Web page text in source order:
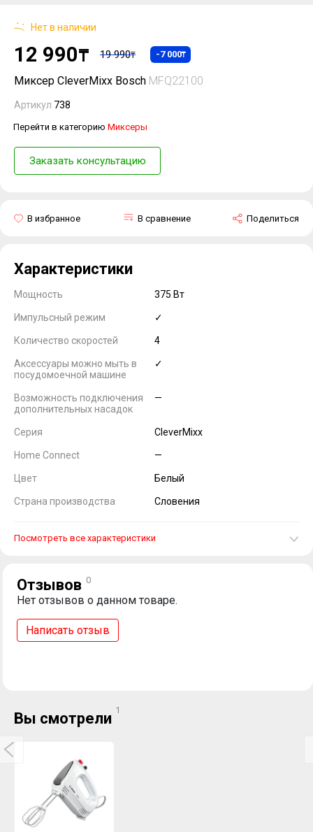
Миксер CleverMixx Bosch MFQ22100
Артикул 738
Перейти в категорию Миксеры
Заказать консультацию
Поделиться
В сравнение
В избранное
Нет в наличии
12 990₸ 19 990₸ -7 000₸
Характеристики
Мощность 375 Вт
Импульсный режим ✓
Количество скоростей 4
Аксессуары можно мыть в
посудомоечной машине
✓
Возможность подключения
дополнительных насадок
—
Серия CleverMixx
Home Connect —
Цвет Белый
Страна производства Словения
Посмотреть все характеристики
Отзывов 0
Нет отзывов о данном товаре.
Написать отзыв
Вы смотрели 1